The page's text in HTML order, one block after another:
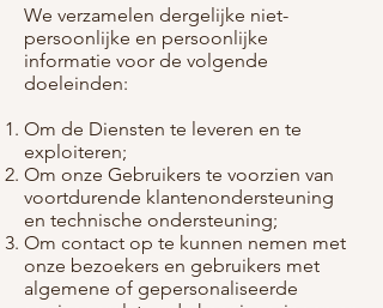
We verzamelen dergelijke niet-
persoonlijke en persoonlijke
informatie voor de volgende
doeleinden:
Om de Diensten te leveren en te
exploiteren;
Om onze Gebruikers te voorzien van
voortdurende klantenondersteuning
en technische ondersteuning;
Om contact op te kunnen nemen met
onze bezoekers en gebruikers met
algemene of gepersonaliseerde